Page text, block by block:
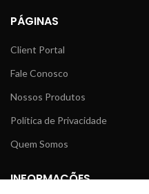
PÁGINAS
Client Portal
Fale Conosco
Nossos Produtos
Política de Privacidade
Quem Somos
INFORMAÇÕES